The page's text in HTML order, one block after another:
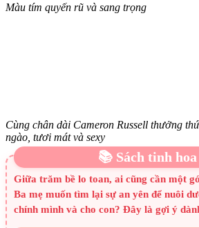
Màu tím quyến rũ và sang trọng
Cùng chân dài Cameron Russell thưởng
ngào, tươi mát và sexy
📚 Sách tinh hoa
Giữa trăm bề lo toan, ai cũng cần một
Ba mẹ muốn tìm lại sự an yên để nuôi
chính mình và cho con? Đây là gợi ý